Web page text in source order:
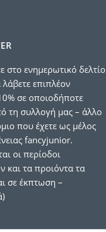
στο ενημερωτικό δελτίο
λάβετε επιπλέον
σε οποιοδήποτε
τη συλλογή μας – άλλο
που έχετε ως μέλος
fancyjunior.
οι περίοδοι
και τα προιόντα τα
σε έκπτωση –